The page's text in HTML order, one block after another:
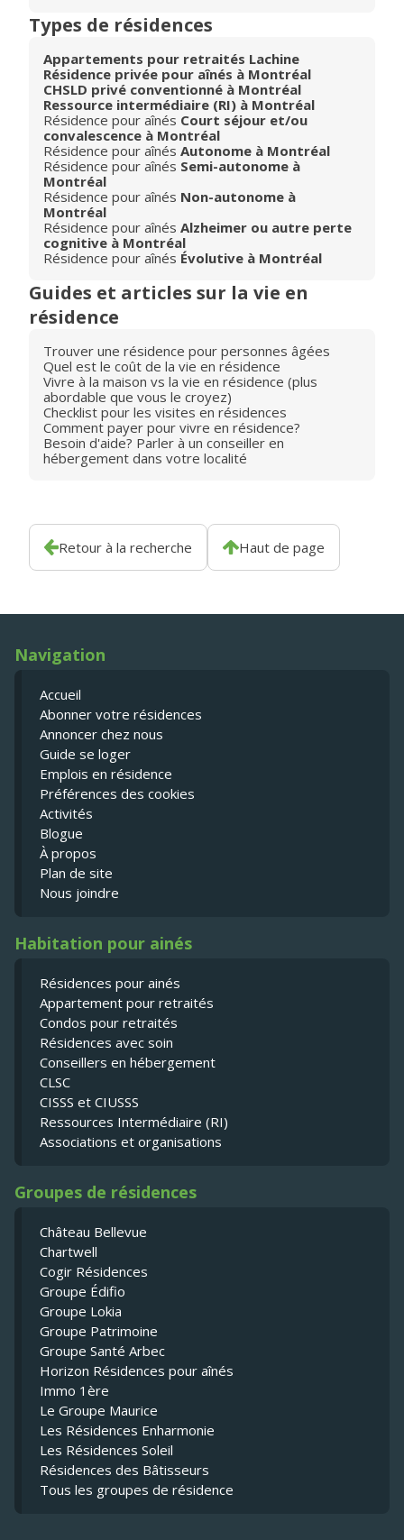
Types de résidences
Appartements pour retraités Lachine
Résidence privée pour aînés à Montréal
CHSLD privé conventionné à Montréal
Ressource intermédiaire (RI) à Montréal
Résidence pour aînés Court séjour et/ou
convalescence à Montréal
Résidence pour aînés Autonome à Montréal
Résidence pour aînés Semi-autonome à
Montréal
Résidence pour aînés Non-autonome à
Montréal
Résidence pour aînés Alzheimer ou autre perte
cognitive à Montréal
Résidence pour aînés Évolutive à Montréal
Guides et articles sur la vie en
résidence
Trouver une résidence pour personnes âgées
Quel est le coût de la vie en résidence
Vivre à la maison vs la vie en résidence (plus
abordable que vous le croyez)
Checklist pour les visites en résidences
Comment payer pour vivre en résidence?
Besoin d'aide? Parler à un conseiller en
hébergement dans votre localité
Retour à la recherche Haut de page
Navigation
Accueil
Abonner votre résidences
Annoncer chez nous
Guide se loger
Emplois en résidence
Préférences des cookies
Activités
Blogue
À propos
Plan de site
Nous joindre
Habitation pour ainés
Résidences pour ainés
Appartement pour retraités
Condos pour retraités
Résidences avec soin
Conseillers en hébergement
CLSC
CISSS et CIUSSS
Ressources Intermédiaire (RI)
Associations et organisations
Groupes de résidences
Château Bellevue
Chartwell
Cogir Résidences
Groupe Édifio
Groupe Lokia
Groupe Patrimoine
Groupe Santé Arbec
Horizon Résidences pour aînés
Immo 1ère
Le Groupe Maurice
Les Résidences Enharmonie
Les Résidences Soleil
Résidences des Bâtisseurs
Tous les groupes de résidence